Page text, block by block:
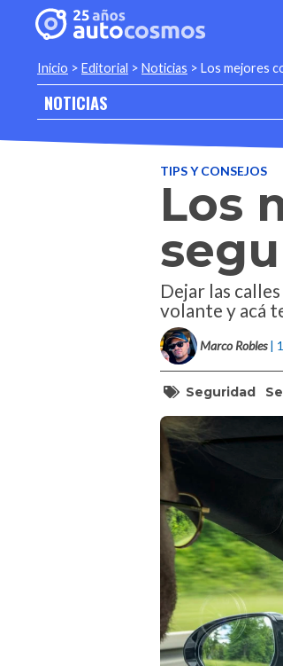
Inicio > Editorial > Noticias > Los mejores
NOTICIAS
TIPS Y CONSEJOS
Los
Dejar las
volante y acá
Marco Robles |
Seguridad